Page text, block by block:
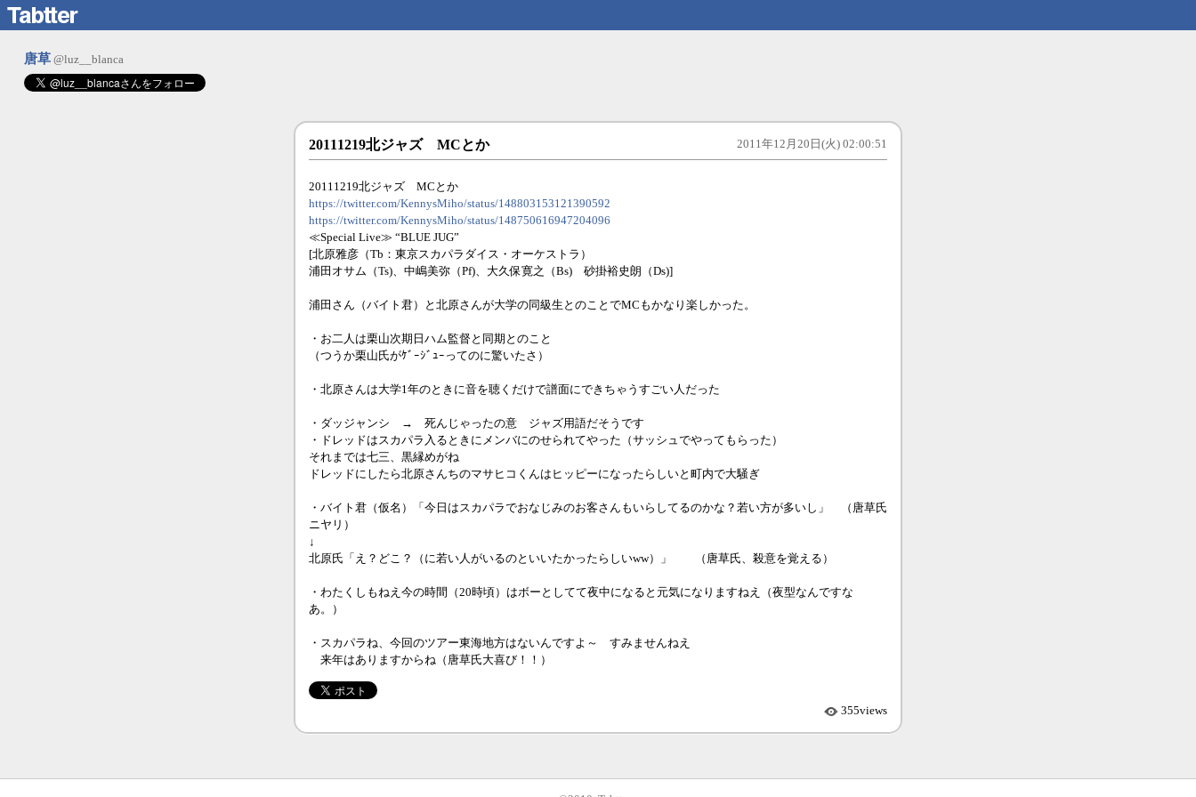
唐草 @luz__blanca
2011年12月20日(火) 02:00:51
20111219北ジャズ MCとか
20111219北ジャズ MCとか
https://twitter.com/KennysMiho/status/148803153121390592
https://twitter.com/KennysMiho/status/148750616947204096
≪Special Live≫ “BLUE JUG”
[北原雅彦（Tb：東京スカパラダイス・オーケストラ）
浦田オサム（Ts)、中嶋美弥（Pf)、大久保寛之（Bs) 砂掛裕史朗（Ds)]
浦田さん（バイト君）と北原さんが大学の同級生とのことでMCもかなり楽しかった。
・お二人は栗山次期日ハム監督と同期とのこと
（つうか栗山氏がｹﾞｰｼﾞｭｰってのに驚いたさ）
・北原さんは大学1年のときに音を聴くだけで譜面にできちゃうすごい人だった
・ダッジャンシ → 死んじゃったの意 ジャズ用語だそうです
・ドレッドはスカパラ入るときにメンバにのせられてやった（サッシュでやってもらった）
それまでは七三、黒縁めがね
ドレッドにしたら北原さんちのマサヒコくんはヒッピーになったらしいと町内で大騒ぎ
・バイト君（仮名）「今日はスカパラでおなじみのお客さんもいらしてるのかな？若い方が多いし」 （唐草氏
ニヤリ）
↓
北原氏「え？どこ？（に若い人がいるのといいたかったらしいww）」 （唐草氏、殺意を覚える）
・わたくしもねえ今の時間（20時頃）はボーとしてて夜中になると元気になりますねえ（夜型なんですな
あ。）
・スカパラね、今回のツアー東海地方はないんですよ～ すみませんねえ
来年はありますからね（唐草氏大喜び！！）
355views